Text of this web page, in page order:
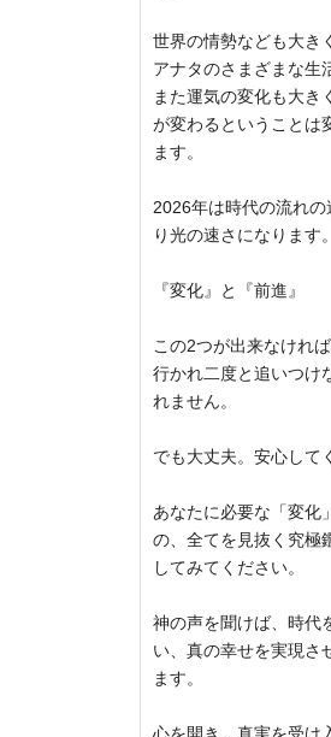
世界の情勢なども大き
アナタのさまざまな生
また運気の変化も大き
が変わるということは
ます。
2026年は時代の流れ
り光の速さになります
『変化』と『前進』
この2つが出来なけれ
行かれ二度と追いつけ
れません。
でも大丈夫。安心して
あなたに必要な「変化
の、全てを見抜く究極
してみてください。
神の声を聞けば、時代
い、真の幸せを実現さ
ます。
心を開き、真実を受け